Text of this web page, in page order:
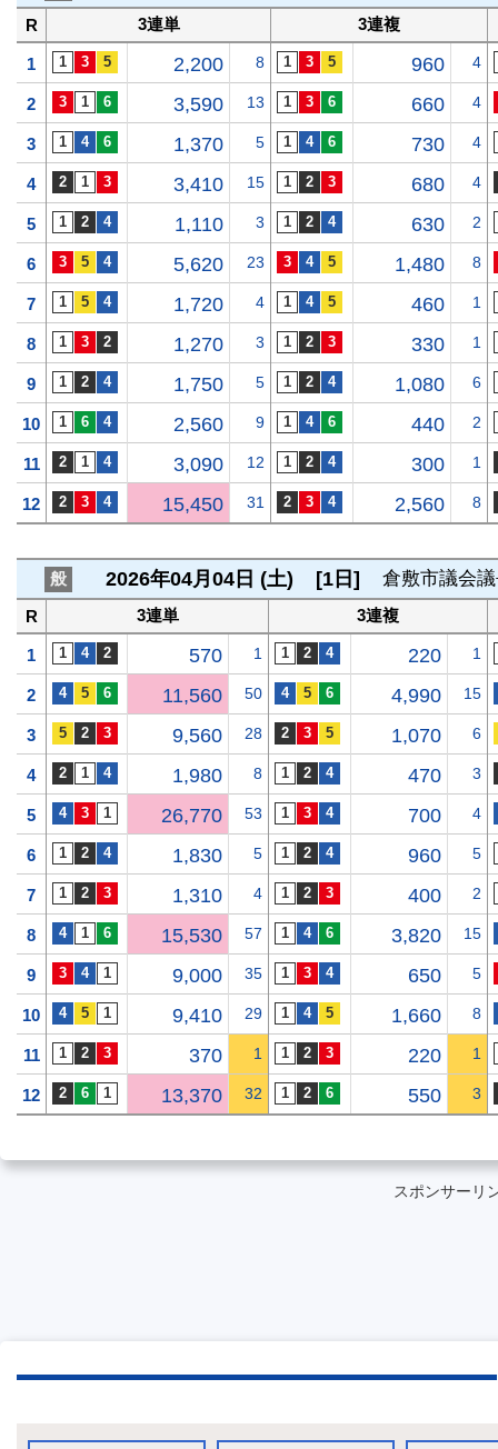
R 3連単 3連複
1 2,200 8 960 4
2 3,590 13 660 4
3 1,370 5 730 4
4 3,410 15 680 4
5 1,110 3 630 2
6 5,620 23 1,480 8
7 1,720 4 460 1
8 1,270 3 330 1
9 1,750 5 1,080 6
10 2,560 9 440 2
11 3,090 12 300 1
12 15,450 31 2,560 8
般 2026年04月04日 (土) [1日] 倉敷市議会
R 3連単 3連複
1 570 1 220 1
2 11,560 50 4,990 15
3 9,560 28 1,070 6
4 1,980 8 470 3
5 26,770 53 700 4
6 1,830 5 960 5
7 1,310 4 400 2
8 15,530 57 3,820 15
9 9,000 35 650 5
10 9,410 29 1,660 8
11 370 1 220 1
12 13,370 32 550 3
スポンサーリ